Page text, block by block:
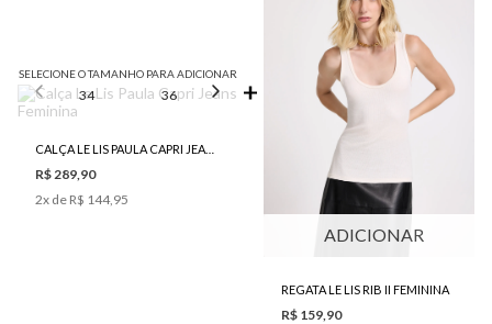
SELECIONE O TAMANHO PARA ADICIONAR
34 36 38 40
R$ 289,90
2x de R$ 144,95
ADICIONAR
REGATA LE LIS RIB II FEMININA
R$ 159,90